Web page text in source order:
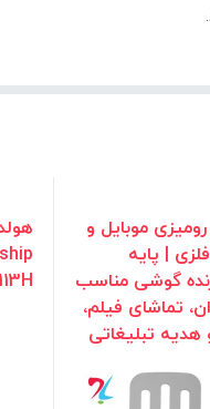
موبایل و
| پایه
گوشی مناسب
تماشای فیلم،
هدیه تبلیغاتی